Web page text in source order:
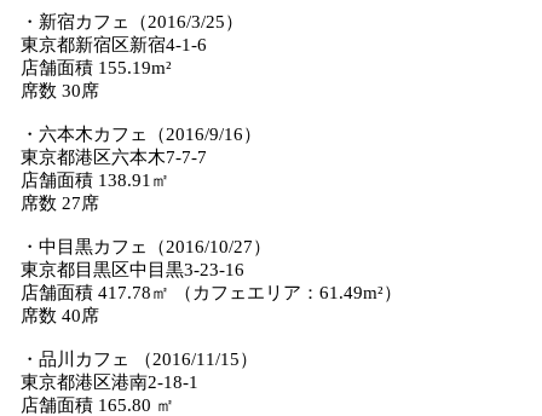
・新宿カフェ（2016/3/25）
東京都新宿区新宿4-1-6
店舗面積 155.19m²
席数 30席
・六本木カフェ（2016/9/16）
東京都港区六本木7-7-7
店舗面積 138.91㎡
席数 27席
・中目黒カフェ（2016/10/27）
東京都目黒区中目黒3-23-16
店舗面積 417.78㎡ （カフェエリア：61.49m²）
席数 40席
・品川カフェ （2016/11/15）
東京都港区港南2-18-1
店舗面積 165.80 ㎡